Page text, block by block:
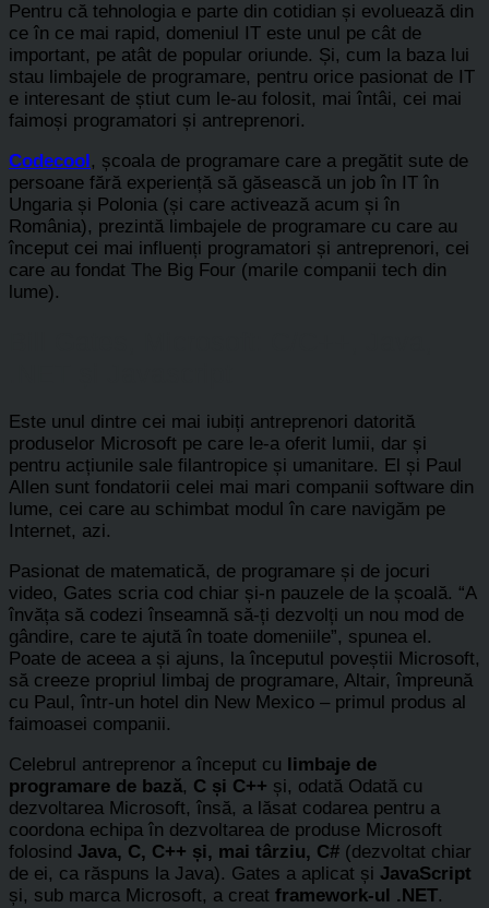
Pentru că tehnologia e parte din cotidian și evoluează din
ce în ce mai rapid, domeniul IT este unul pe cât de
important, pe atât de popular oriunde. Și, cum la baza lui
stau limbajele de programare, pentru orice pasionat de IT
e interesant de știut cum le-au folosit, mai întâi, cei mai
faimoși programatori și antreprenori.
Codecool, școala de programare care a pregătit sute de
persoane fără experiență să găsească un job în IT în
Ungaria și Polonia (și care activează acum și în
România), prezintă limbajele de programare cu care au
început cei mai influenți programatori și antreprenori, cei
care au fondat The Big Four (marile companii tech din
lume).
Este unul dintre cei mai iubiți antreprenori datorită
produselor Microsoft pe care le-a oferit lumii, dar și
pentru acțiunile sale filantropice și umanitare. El și Paul
Allen sunt fondatorii celei mai mari companii software din
lume, cei care au schimbat modul în care navigăm pe
Internet, azi.
Pasionat de matematică, de programare și de jocuri
video, Gates scria cod chiar și-n pauzele de la școală. “A
învăța să codezi înseamnă să-ți dezvolți un nou mod de
gândire, care te ajută în toate domeniile”, spunea el.
Poate de aceea a și ajuns, la începutul poveștii Microsoft,
să creeze propriul limbaj de programare, Altair, împreună
cu Paul, într-un hotel din New Mexico – primul produs al
faimoasei companii.
Celebrul antreprenor a început cu limbaje de
programare de bază, C și C++ și, odată Odată cu
dezvoltarea Microsoft, însă, a lăsat codarea pentru a
coordona echipa în dezvoltarea de produse Microsoft
folosind Java, C, C++ și, mai târziu, C# (dezvoltat chiar
de ei, ca răspuns la Java). Gates a aplicat și JavaScript
și, sub marca Microsoft, a creat framework-ul .NET.